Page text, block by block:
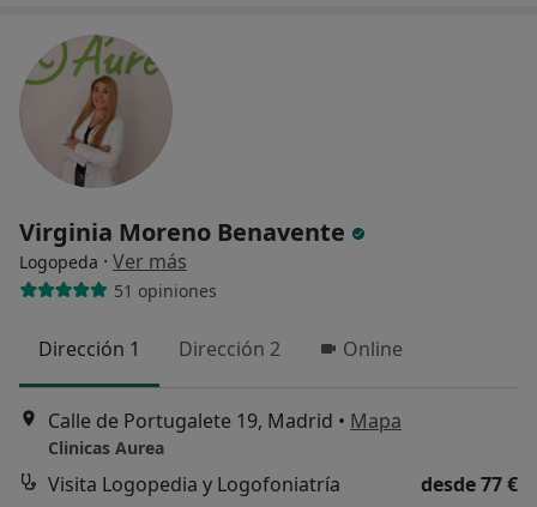
Virginia Moreno Benavente
Logopeda · Ver más
51 opiniones
Dirección 1 Dirección 2 Online
Calle de Portugalete 19, Madrid • Mapa
Clinicas Aurea
Visita Logopedia y Logofoniatría
desde 77 €